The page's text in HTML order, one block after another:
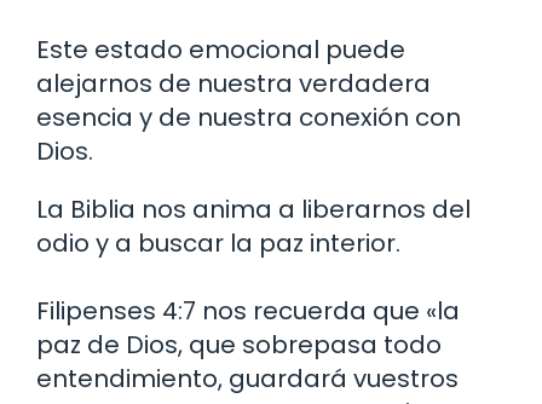
Este estado emocional puede
alejarnos de nuestra verdadera
esencia y de nuestra conexión con
Dios.
La Biblia nos anima a liberarnos del
odio y a buscar la paz interior.
Filipenses 4:7 nos recuerda que «la
paz de Dios, que sobrepasa todo
entendimiento, guardará vuestros